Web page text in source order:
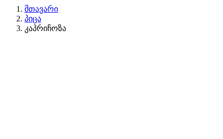
მთავარი
პიცა
კაპრიჩოზა